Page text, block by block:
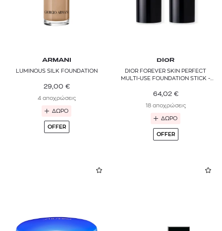
ARMANI
LUMINOUS SILK FOUNDATION
29,00 €
4 αποχρώσεις
ΔΩΡΟ
OFFER
DIOR
DIOR FOREVER SKIN PERFECT
MULTI-USE FOUNDATION STICK -
64,02 €
18 αποχρώσεις
ΔΩΡΟ
OFFER